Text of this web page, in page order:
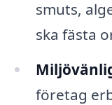
smuts,
ska fästa
företag